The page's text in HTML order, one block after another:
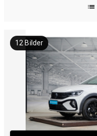
12 Bilder